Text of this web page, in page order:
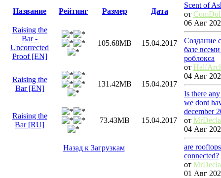
Название Рейтинг Размер Дата
Raising the
Bar -
Uncorrected
Proof [EN]
105.68MB 15.04.2017
Raising the
Bar [EN]
131.42MB 15.04.2017
Raising the
Bar [RU]
73.43MB 15.04.2017
Назад к Загрузкам
Scent of
от
06 Авг
Создание
базе
роблокса
от
04 Авг
Is there
we dont
december
от
04 Авг
are
connected?
от
01 Авг